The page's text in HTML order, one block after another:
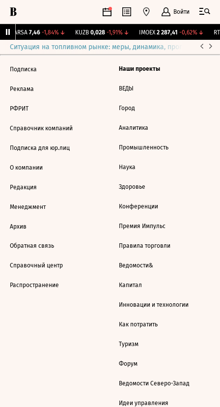
Войти
ARSA 7,46 -1,84%↓ KUZB 0,028 -1,91%↓ IMOEX 2 287,41 -0,62%↓
Ситуация на топливном рынке: меры, динамика, прогнозы
Подписка
Реклама
РФРИТ
Справочник компаний
Подписка для юр.лиц
О компании
Редакция
Менеджмент
Архив
Обратная связь
Справочный центр
Распространение
Наши проекты
ВЕДЫ
Город
Аналитика
Промышленность
Наука
Здоровье
Конференции
Премия Импульс
Правила торговли
Ведомости&
Капитал
Инновации и технологии
Как потратить
Туризм
Форум
Ведомости Северо-Запад
Идеи управления